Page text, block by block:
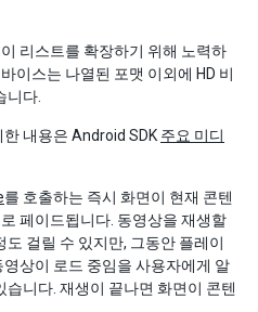
리스트를 확장하기 위해 노력하
이스는 나열된 포맷 이외에 HD 비
니다.
내용은 Android SDK 주요 미디
를 호출하는 즉시 화면이 현재 콘텐
페이드됩니다. 동영상을 재생할
걸릴 수 있지만, 그동안 플레이
상이 로드 중임을 사용자에게 알
니다. 재생이 끝나면 화면이 콘텐